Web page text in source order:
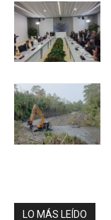
LO MÁS LEÍDO